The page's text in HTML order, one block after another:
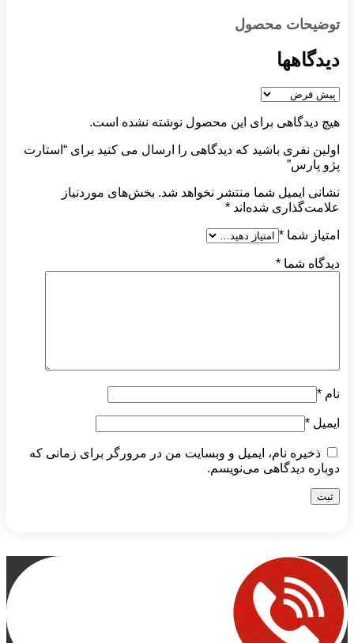
توضیحات محصول
دیدگاهها
هیچ دیدگاهی برای این محصول نوشته نشده است.
اولین نفری باشید که دیدگاهی را ارسال می کنید برای “استارت
پژو پارس”
نشانی ایمیل شما منتشر نخواهد شد. بخش‌های موردنیاز
علامت‌گذاری شده‌اند *
امتیاز شما *
دیدگاه شما *
نام *
ایمیل *
ذخیره نام، ایمیل و وبسایت من در مرورگر برای زمانی که
دوباره دیدگاهی می‌نویسم.